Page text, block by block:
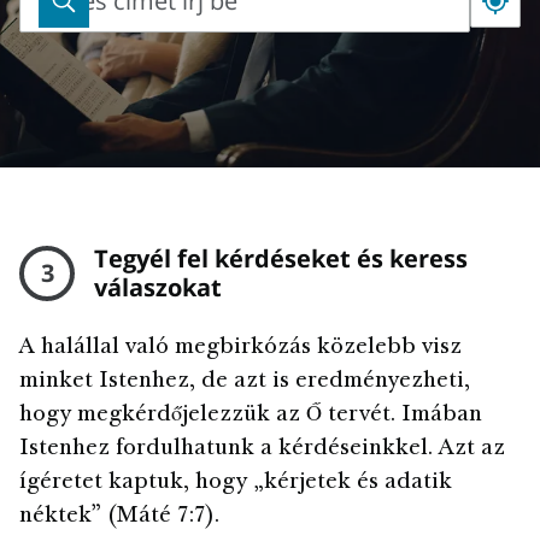
Teljes
címet
írj
be
3
Tegyél fel kérdéseket és keress
válaszokat
A halállal való megbirkózás közelebb visz
minket Istenhez, de azt is eredményezheti,
hogy megkérdőjelezzük az Ő tervét. Imában
Istenhez fordulhatunk a kérdéseinkkel. Azt az
ígéretet kaptuk, hogy „kérjetek és adatik
néktek” (Máté 7:7).